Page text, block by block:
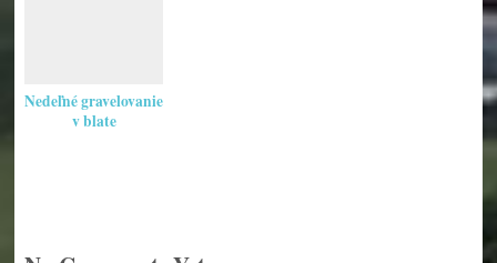
Nedeľné gravelovanie
v blate